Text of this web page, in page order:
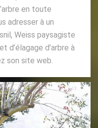
en toute
adresser à un
Weiss paysagiste
d’élagage d’arbre à
son site web.